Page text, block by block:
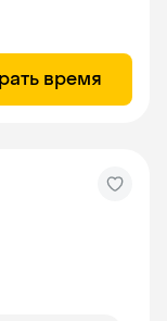
время